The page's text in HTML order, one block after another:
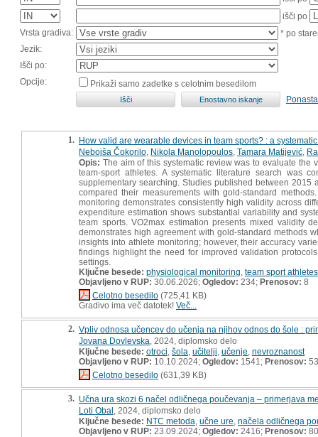
išči po
Vrsta gradiva:
* po
Jezik:
Išči po:
Opcije:
Prikaži samo zadetke s celotnim besedilom
1. How valid are wearable devices in team sports? : a
Nebojša Čokorilo Nikola Manolopoulos Tamara Matijević
Opis: The aim of this systematic review was to evaluate
team-sport athletes. A systematic literature search was
supplementary searching. Studies published between
compared their measurements with gold-standard
monitoring demonstrates consistently high validity across
expenditure estimation shows substantial variability and
team sports. VO2max estimation presents mixed validity
demonstrates high agreement with gold-standard methods
insights into athlete monitoring; however, their accuracy
findings highlight the need for improved validation
settings.
Ključne besede: physiological monitoring team sport athletes
Objavljeno v RUP: 30.06.2026; Ogledov: 234; Prenosov: 8
Celotno besedilo (725,41 KB)
Gradivo ima več datotek! Več...
2. Vpliv odnosa učencev do učenja na njihov odnos do šole :
Jovana Dovlevska , 2024, diplomsko delo
Ključne besede: otroci šola učitelji učenje nevroznanost
Objavljeno v RUP: 10.10.2024; Ogledov: 1541; Prenosov: 53
Celotno besedilo (631,39 KB)
3. Učna ura skozi 6 načel odličnega poučevanja – primerjava
Loti Obal , 2024, diplomsko delo
Ključne besede: NTC metoda učne ure načela odličnega
Objavljeno v RUP: 23.09.2024; Ogledov: 2416; Prenosov: 80